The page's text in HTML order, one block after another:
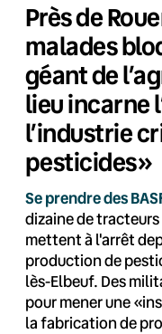
Près de
malades
géant de
lieu incarne
l’industrie
pesticides»
Se prendre des
dizaine de
mettent à l'arrêt
production de
lès-Elbeuf. Des
pour mener une
la fabrication de